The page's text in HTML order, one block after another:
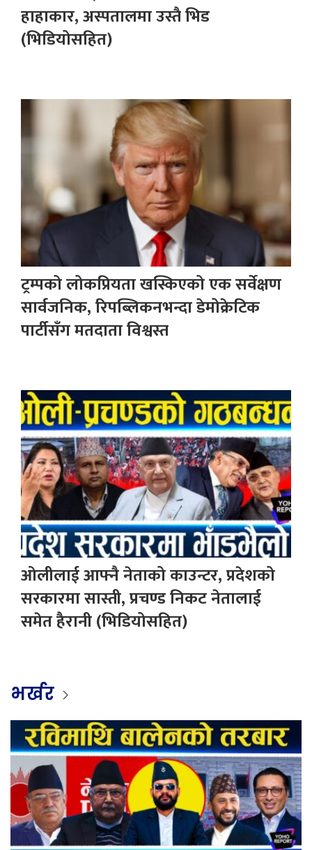
हाहाकार, अस्पतालमा उस्तै भिड
(भिडियोसहित)
ट्रम्पको लोकप्रियता खस्किएको एक सर्वेक्षण
सार्वजनिक, रिपब्लिकनभन्दा डेमोक्रेटिक
पार्टीसँग मतदाता विश्वस्त
ओलीलाई आफ्नै नेताको काउन्टर, प्रदेशको
सरकारमा सास्ती, प्रचण्ड निकट नेतालाई
समेत हैरानी (भिडियोसहित)
भर्खर